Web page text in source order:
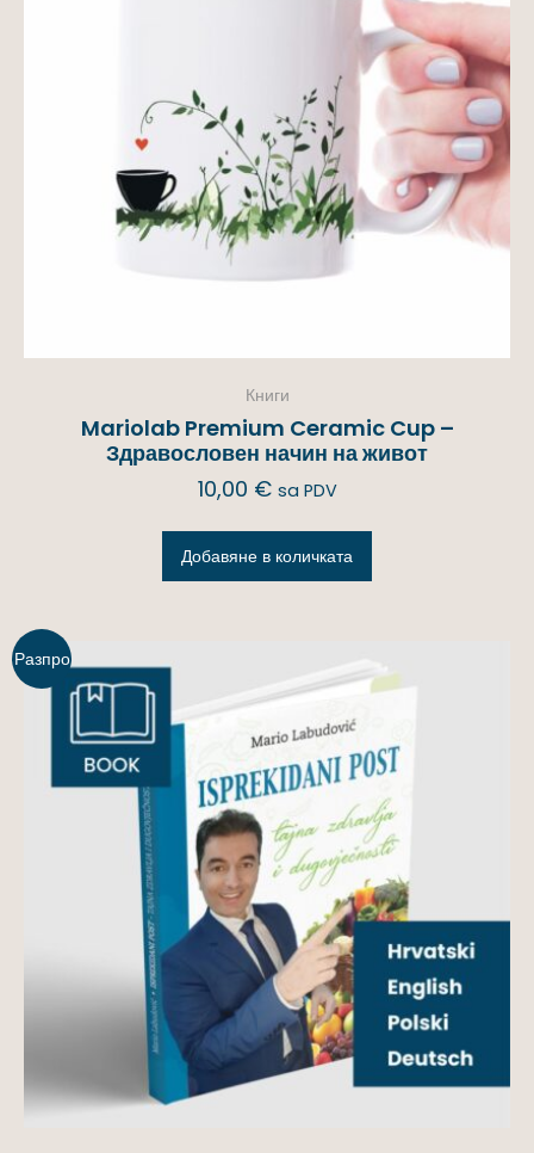
Книги
Mariolab Premium Ceramic Cup –
Здравословен начин на живот
10,00 € sa PDV
Добавяне в количката
Разпро